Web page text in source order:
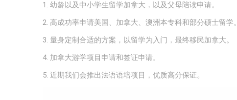
1. 幼龄以及中小学生留学加拿大，以及父母陪读申请。
2. 高成功率申请美国、加拿大、澳洲本专科和部分硕士留学。
3. 量身定制合适的方案，以留学为入门，最终移民加拿大。
4. 加拿大游学项目申请和签证申请。
5. 近期我们会推出法语语培项目，优质高分保证。